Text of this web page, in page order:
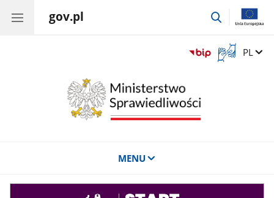
gov.pl
przejdź
Otwórz
okno
Zmień
PL
MENU